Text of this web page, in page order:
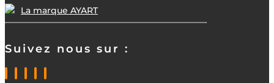
La marque AYART
Suivez nous sur :